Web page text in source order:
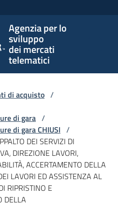
Agenzia per lo
sviluppo
dei mercati
telematici
di acquisto /
di gara /
di gara CHIUSI /
DEI SERVIZI DI
DIREZIONE LAVORI,
ACCERTAMENTO DELLA
LAVORI ED ASSISTENZA AL
RIPRISTINO E
DELLA